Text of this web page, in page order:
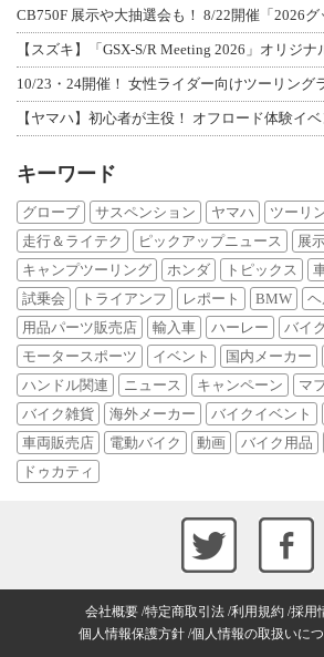
CB750F 展示や大抽選会も！ 8/22開催「2026
【スズキ】「GSX-S/R Meeting 2026」オリジ
10/23・24開催！ 女性ライダー向けツーリング
【ヤマハ】初心者が主役！ オフロード体験イ
キーワード
グローブ サスペンション ヤマハ ツーリ
走行＆ライテク
ピックアップニュース 展
キャンプツーリング
ホンダ トピックス
試乗会
トライアンフ レポート BMW
ヘ
用品パーツ販売店
輸入車 ハーレー バイ
モータースポーツ
イベント 国内メーカー
ハンドル関連
ニュース キャンペーン マ
バイク雑貨
海外メーカー バイクイベント
車両販売店
電動バイク 動画 バイク用品
ドゥカティ
会社概要 特定商取引法 利用規約 採用
個人情報保護方針 個人情報の取扱いに